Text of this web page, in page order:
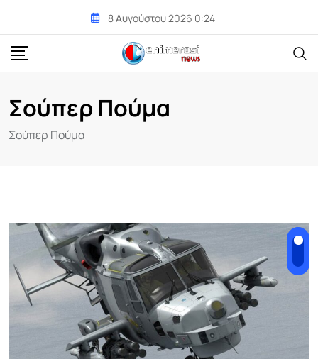
content
8 Αυγούστου 2026 0:24
Σούπερ Πούμα
Σούπερ Πούμα